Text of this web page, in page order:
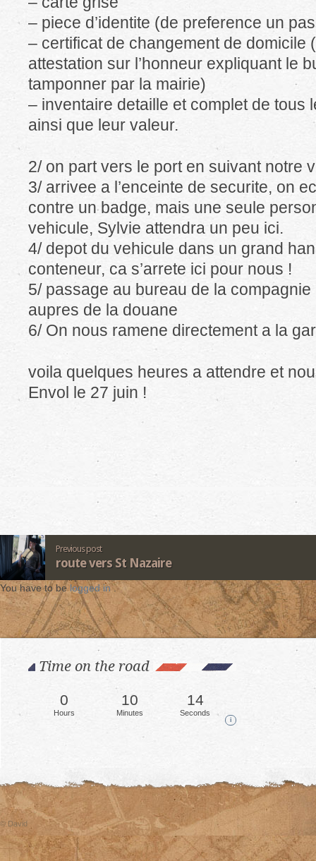
– piece d’identite (de preference un
– certificat de changement de domicile
attestation sur l’honneur expliquant le
tamponner par la mairie)
– inventaire detaille et complet de tous
ainsi que leur valeur.
2/ on part vers le port en suivant notre
3/ arrivee a l’enceinte de securite, on
contre un badge, mais une seule
vehicule, Sylvie attendra un peu ici.
4/ depot du vehicule dans un grand
conteneur, ca s’arrete ici pour nous !
5/ passage au bureau de la
aupres de la douane
6/ On nous ramene directement a la
voila quelques heures a attendre et
Envol le 27 juin !
Previous post
route vers St Nazaire
You have to belogged in.
Time on the road
0
Hours
10
Minutes
16
Seconds
i
© David